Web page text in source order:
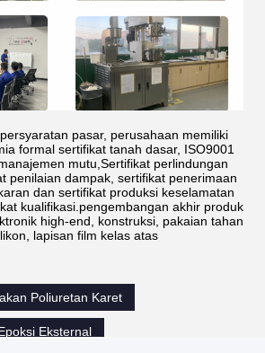
pasar, perusahaan memiliki
formal sertifikat tanah dasar, ISO9001
mutu,Sertifikat perlindungan
penilaian dampak, sertifikat penerimaan
dan sertifikat produksi keselamatan
kualifikasi.pengembangan akhir produk
high-end, konstruksi, pakaian tahan
lapisan film kelas atas